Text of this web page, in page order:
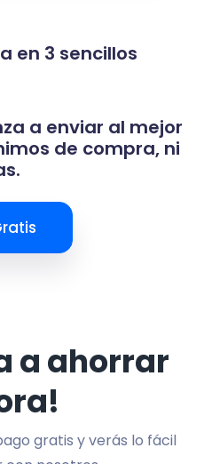
en 3 sencillos
a enviar al mejor
de compra, ni
a ahorrar
gratis y verás lo fácil